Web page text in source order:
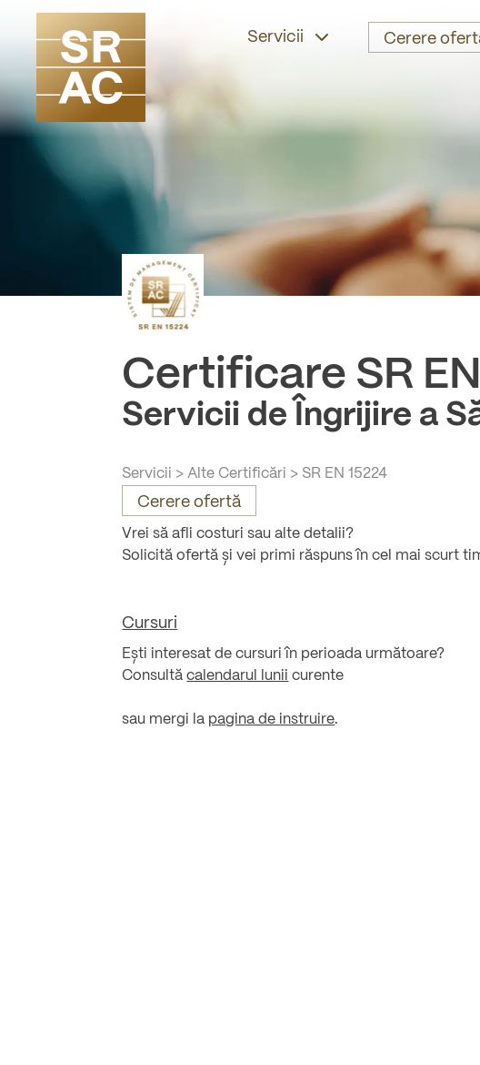
Servicii Cerere
Certificare SR
Servicii de Îngrijire a
Servicii > Alte Certificări > SR EN 15224
Cerere ofertă
Vrei să afli costuri sau alte detalii?
Solicită ofertă și vei primi răspuns în cel mai scurt
Cursuri
Ești interesat de cursuri în perioada următoare?
Consultăcalendarul lunii curente
sau mergi la pagina de instruire.